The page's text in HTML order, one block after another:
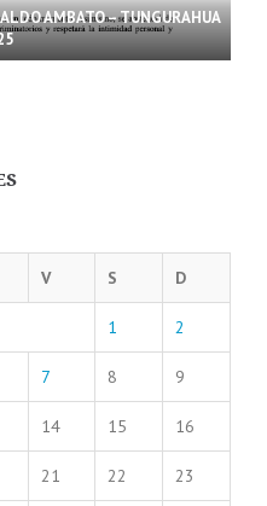
AMBATO – TUNGURAHUA
V S D
1 2
7 8 9
14 15 16
21 22 23